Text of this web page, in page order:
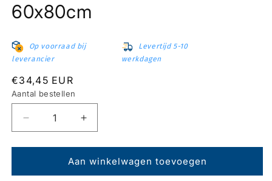
60x80cm
Op voorraad bij
leverancier
Levertijd 5-10
werkdagen
Normale
prijs
€34,45 EUR
Aantal bestellen
Aantal
verlagen
voor
Kunstdruk
Lord
Aantal
verhogen
voor
Kunstdruk
Lord
Aan winkelwagen toevoegen